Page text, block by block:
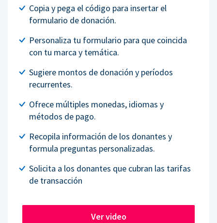
Copia y pega el código para insertar el
formulario de donación.
Personaliza tu formulario para que coincida
con tu marca y temática.
Sugiere montos de donación y períodos
recurrentes.
Ofrece múltiples monedas, idiomas y
métodos de pago.
Recopila información de los donantes y
formula preguntas personalizadas.
Solicita a los donantes que cubran las tarifas
de transacción
Ver video